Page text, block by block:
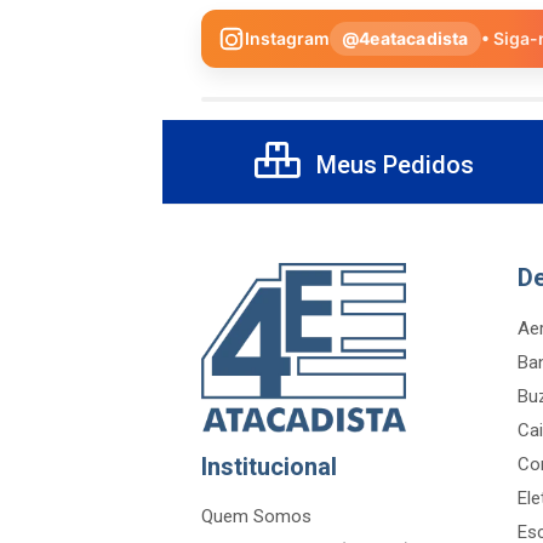
Instagram @4eatacadista •
Meus Pedidos
Institucional
Quem Somos